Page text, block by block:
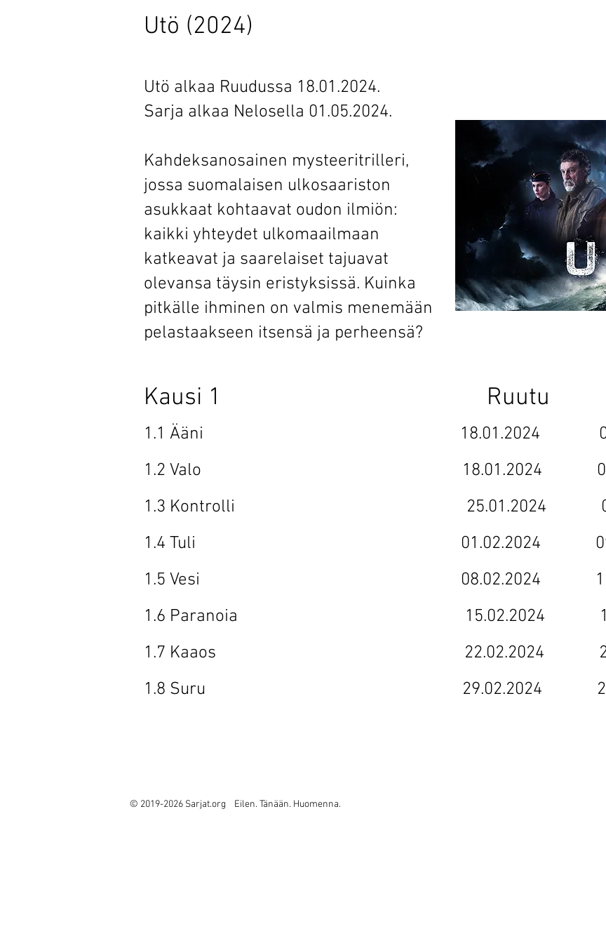
Utö (2024)
Utö alkaa Ruudussa 18.01.2024.
Sarja alkaa Nelosella 01.05.2024.
Kahdeksanosainen mysteeritrilleri,
jossa suomalaisen ulkosaariston
asukkaat kohtaavat oudon ilmiön:
kaikki yhteydet ulkomaailmaan
katkeavat ja saarelaiset tajuavat
olevansa täysin eristyksissä. Kuinka
pitkälle ihminen on valmis menemään
pelastaakseen itsensä ja perheensä?
Kausi 1 Ruutu
1.1 Ääni 18.01.2024
1.2 Valo 18.01.2024
1.3 Kontrolli 25.01.2024
1.4 Tuli 01.02.2024
1.5 Vesi 08.02.2024
1.6 Paranoia 15.02.2024
1.7 Kaaos 22.02.2024
1.8 Suru 29.02.2024
© 2019-2026 Sarjat.org Eilen. Tänään. Huomenna.